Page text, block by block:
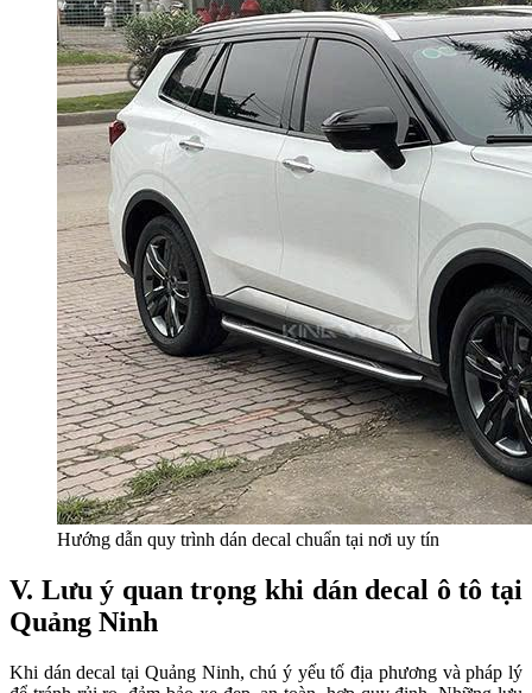
Hướng dẫn quy trình dán decal chuẩn tại nơi uy tín
V. Lưu ý quan trọng khi dán decal ô tô tại
Quảng Ninh
Khi dán decal tại Quảng Ninh, chú ý yếu tố địa phương và pháp lý